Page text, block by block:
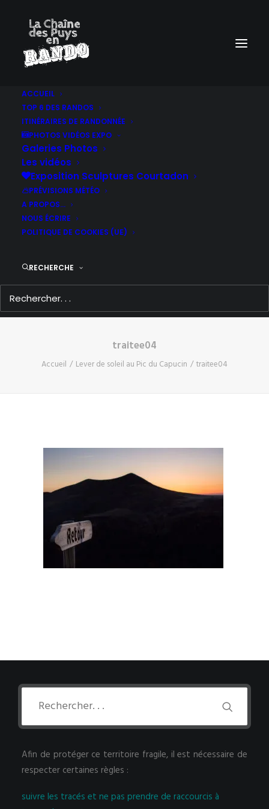
ACCUEIL
TOP 6 DES RANDOS
ITINÉRAIRES DE RANDONNÉE
PHOTOS VIDÉOS EXPO
Galeries Photos
Les vidéos
Exposition Sculptures Courtadon
PRÉVISIONS MÉTÉO
A PROPOS…
NOUS ÉCRIRE
POLITIQUE DE COOKIES (UE)
RECHERCHE
traitee04
Accueil Lever de soleil au Pic du Capucin traitee04
Afin de protéger ce territoire fragile, il est nécessaire de
respecter certaines règles :
suivre les tracés et ne pas prendre de raccourcis à